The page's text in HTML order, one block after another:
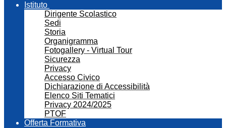
Istituto
Dirigente Scolastico
Sedi
Storia
Organigramma
Fotogallery - Virtual Tour
Sicurezza
Privacy
Accesso Civico
Dichiarazione di Accessibilità
Elenco Siti Tematici
Privacy 2024/2025
PTOF
Offerta Formativa